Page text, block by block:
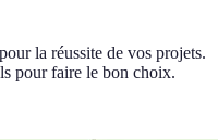
la réussite de vos projets.
pour faire le bon choix.